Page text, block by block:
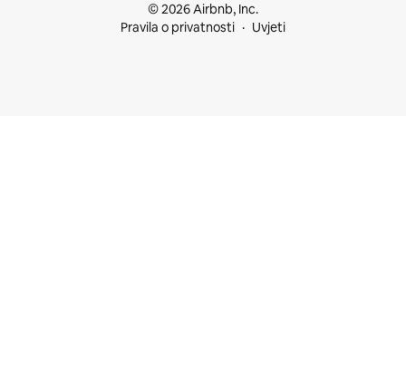
© 2026 Airbnb, Inc.
Pravila o privatnosti
Uvjeti